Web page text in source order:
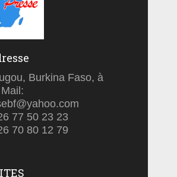
Burkina Faso, à
77 50 23 23
70 80 12 79